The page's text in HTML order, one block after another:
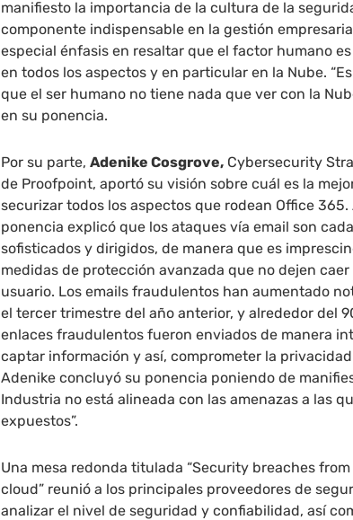
manifiesto la importancia de la cultura de la
componente indispensable en la gestión
especial énfasis en resaltar que el factor humano
en todos los aspectos y en particular en la Nube.
que el ser humano no tiene nada que ver con la
en su ponencia.
Por su parte,Adenike Cosgrove, Cybersecurity
de Proofpoint, aportó su visión sobre cuál es la
securizar todos los aspectos que rodean Office 365.
ponencia explicó que los ataques vía email son
sofisticados y dirigidos, de manera que es
medidas de protección avanzada que no dejen caer
usuario. Los emails fraudulentos han aumentado
el tercer trimestre del año anterior, y alrededor del
enlaces fraudulentos fueron enviados de manera
captar información y así, comprometer la
Adenike concluyó su ponencia poniendo de
Industria no está alineada con las amenazas a las
expuestos”.
Una mesa redonda titulada “Security breaches
cloud” reunió a los principales proveedores de
analizar el nivel de seguridad y confiabilidad, así